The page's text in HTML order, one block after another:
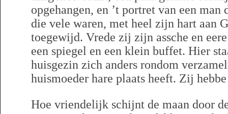
opgehangen, en ’t portret van een man
die vele waren, met heel zijn hart aan
toegewijd. Vrede zij zijn assche en
een spiegel en een klein buffet. Hier
huisgezin zich anders rondom
huismoeder hare plaats heeft. Zij
Hoe vriendelijk schijnt de maan door